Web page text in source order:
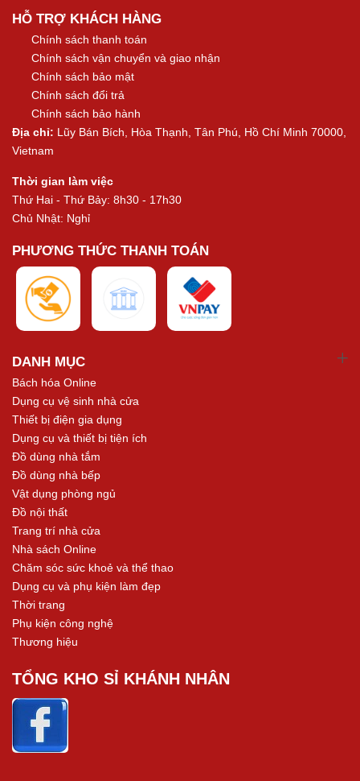
HỖ TRỢ KHÁCH HÀNG
Chính sách thanh toán
Chính sách vận chuyển và giao nhận
Chính sách bảo mật
Chính sách đổi trả
Chính sách bảo hành
Địa chỉ: Lũy Bán Bích, Hòa Thạnh, Tân Phú, Hồ Chí Minh 70000,
Vietnam
Thời gian làm việc
Thứ Hai - Thứ Bảy: 8h30 - 17h30
Chủ Nhật: Nghỉ
PHƯƠNG THỨC THANH TOÁN
DANH MỤC
Bách hóa Online
Dụng cụ vệ sinh nhà cửa
Thiết bị điện gia dụng
Dụng cụ và thiết bị tiện ích
Đồ dùng nhà tắm
Đồ dùng nhà bếp
Vật dụng phòng ngủ
Đồ nội thất
Trang trí nhà cửa
Nhà sách Online
Chăm sóc sức khoẻ và thể thao
Dụng cụ và phụ kiện làm đẹp
Thời trang
Phụ kiện công nghệ
Thương hiệu
TỔNG KHO SỈ KHÁNH NHÂN